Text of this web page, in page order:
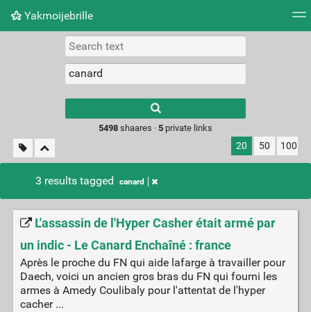
Yakmoijebrille
Picture wall
results.
5498shaares · 5private links
20 50 100
3 results tagged canard
L'assassin de l'Hyper Casher était armé par
un indic - Le Canard Enchaîné : france
Après le proche du FN qui aide lafarge à travailler pour
Daech, voici un ancien gros bras du FN qui fourni les
armes à Amedy Coulibaly pour l'attentat de l'hyper
cacher ...